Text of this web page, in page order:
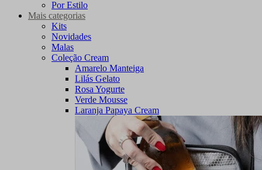
Por Estilo
Mais categorias
Kits
Novidades
Malas
Coleção Cream
Amarelo Manteiga
Lilás Gelato
Rosa Yogurte
Verde Mousse
Laranja Papaya Cream